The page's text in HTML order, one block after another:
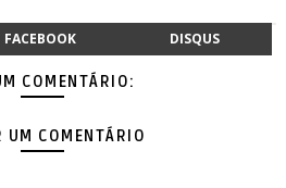
FACEBOOK DISQUS
COMENTÁRIO:
UM COMENTÁRIO